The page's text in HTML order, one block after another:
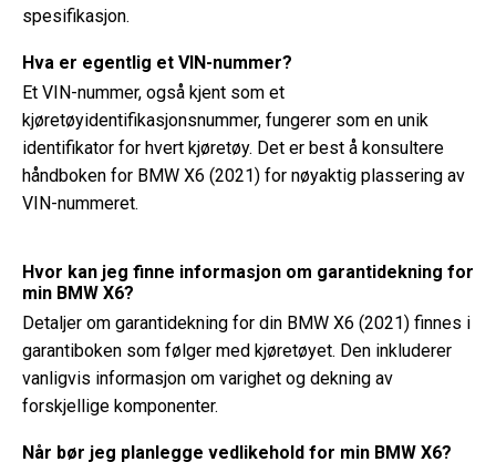
spesifikasjon.
Hva er egentlig et VIN-nummer?
Et VIN-nummer, også kjent som et
kjøretøyidentifikasjonsnummer, fungerer som en unik
identifikator for hvert kjøretøy. Det er best å konsultere
håndboken for BMW X6 (2021) for nøyaktig plassering av
VIN-nummeret.
Hvor kan jeg finne informasjon om garantidekning for
min BMW X6?
Detaljer om garantidekning for din BMW X6 (2021) finnes i
garantiboken som følger med kjøretøyet. Den inkluderer
vanligvis informasjon om varighet og dekning av
forskjellige komponenter.
Når bør jeg planlegge vedlikehold for min BMW X6?